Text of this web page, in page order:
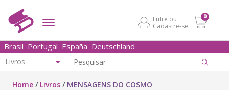
Entre ou
Cadastre-se
0
Brasil Portugal España Deutschland
Home / Livros / MENSAGENS DO COSMO